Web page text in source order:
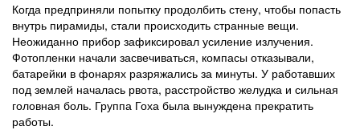
Когда предприняли попытку продолбить стену, чтобы попасть
внутрь пирамиды, стали происходить странные вещи.
Неожиданно прибор зафиксировал усиление излучения.
Фотопленки начали засвечиваться, компасы отказывали,
батарейки в фонарях разряжались за минуты. У работавших
под землей началась рвота, расстройство желудка и сильная
головная боль. Группа Гоха была вынуждена прекратить
работы.